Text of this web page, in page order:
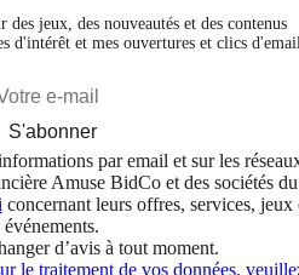
jeux, des nouveautés et des contenus
d'intérêt et mes ouvertures et clics
S'abonner
par email et sur les
Amuse BidCo et des sociétés du
concernant leurs offres, services, jeux
événements.
d’avis à tout moment.
le traitement de vos données,